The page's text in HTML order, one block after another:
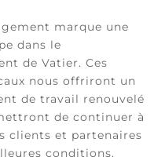
(36)
marque une
dans le
de Vatier. Ces
nous offriront un
de travail renouvelé
de continuer à
clients et partenaires
conditions.